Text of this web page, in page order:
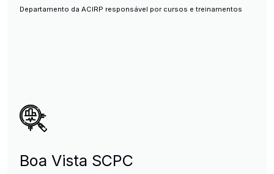
Departamento da ACIRP responsável por cursos e treinamentos
Boa Vista SCPC